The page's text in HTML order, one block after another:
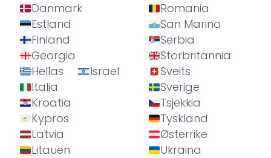
Danmark
Estland
Finland
Georgia
Hellas
Israel
Italia
Kroatia
Kypros
Latvia
Litauen
Romania
San Marino
Serbia
Storbritannia
Sveits
Sverige
Tsjekkia
Tyskland
Østerrike
Ukraina